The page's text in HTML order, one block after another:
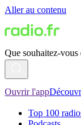
Aller au contenu
Que souhaitez-vous
Ouvrir l'app
Top 100